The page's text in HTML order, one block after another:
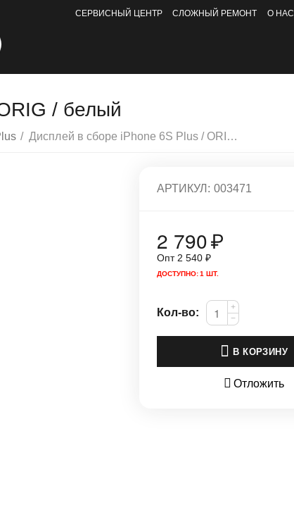
СЕРВИСНЫЙ ЦЕНТР СЛОЖНЫЙ РЕМОНТ О НАС
/ белый
/ Дисплей в сборе iPhone 6S Plus / ORIG / белый
АРТИКУЛ: 003471
2 790₽
Опт 2 540 ₽
ДОСТУПНО:1 ШТ.
Кол-во:
+
−
В КОРЗИНУ
Отложить